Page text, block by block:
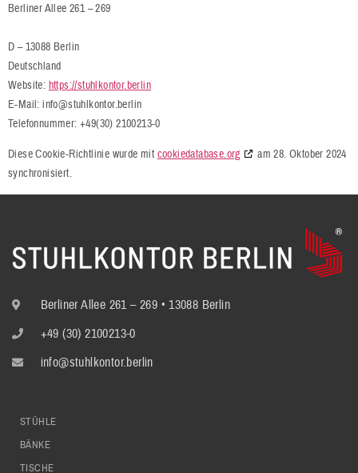
Berliner Allee 261 – 269
D – 13088 Berlin
Deutschland
Website: https://stuhlkontor.berlin
E-Mail:info@stuhlkontor.berlin
Telefonnummer: +49(30) 2100213-0
Diese Cookie-Richtlinie wurde mit cookiedatabase.org
am 28. Oktober 2024
synchronisiert.
Berliner Allee 261 – 269 • 13088 Berlin
+49 (30) 2100213-0
info@stuhlkontor.berlin
STÜHLE
BÄNKE
TISCHE